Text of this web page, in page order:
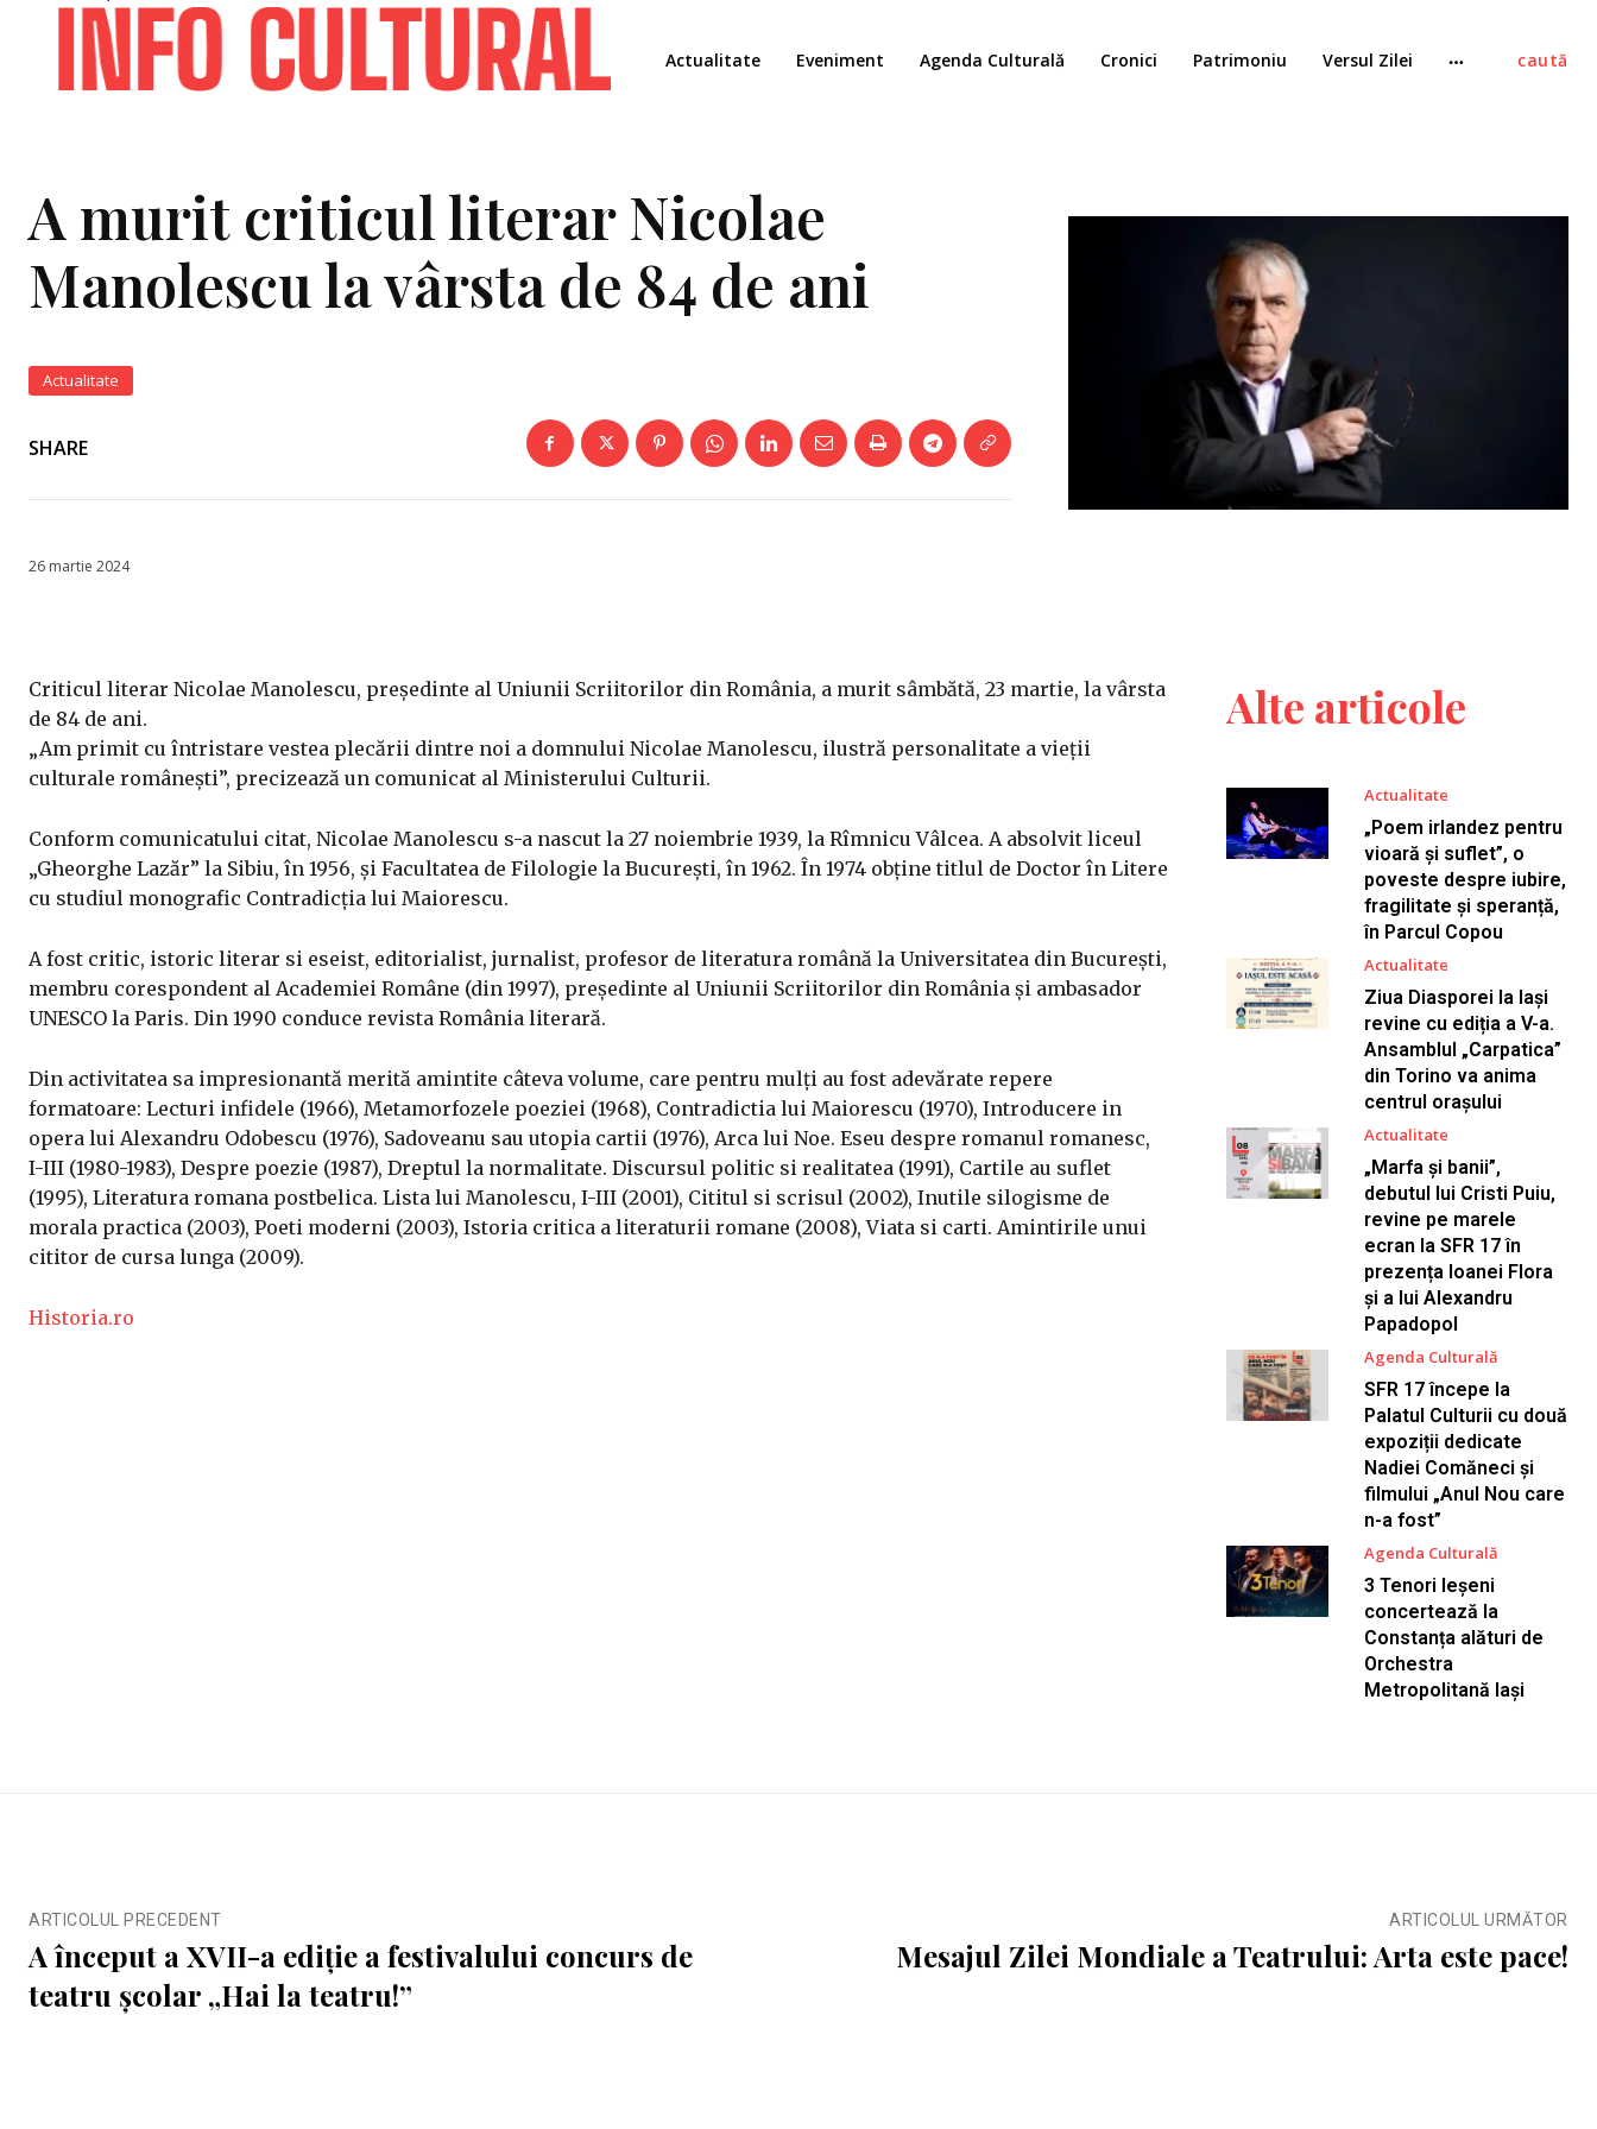
caută
Actualitate Eveniment Agenda Culturală Cronici Patrimoniu Versul Zilei
A murit criticul literar Nicolae
Manolescu la vârsta de 84 de ani
Actualitate
SHARE
26 martie 2024
Criticul literar Nicolae Manolescu, președinte al Uniunii Scriitorilor din România, a murit sâmbătă, 23 martie, la vârsta
de 84 de ani.
„Am primit cu întristare vestea plecării dintre noi a domnului Nicolae Manolescu, ilustră personalitate a vieții
culturale românești”, precizează un comunicat al Ministerului Culturii.
Conform comunicatului citat, Nicolae Manolescu s-a nascut la 27 noiembrie 1939, la Rîmnicu Vâlcea. A absolvit liceul
„Gheorghe Lazăr” la Sibiu, în 1956, și Facultatea de Filologie la București, în 1962. În 1974 obține titlul de Doctor în Litere
cu studiul monografic Contradicția lui Maiorescu.
A fost critic, istoric literar si eseist, editorialist, jurnalist, profesor de literatura română la Universitatea din București,
membru corespondent al Academiei Române (din 1997), președinte al Uniunii Scriitorilor din România și ambasador
UNESCO la Paris. Din 1990 conduce revista România literară.
Din activitatea sa impresionantă merită amintite câteva volume, care pentru mulți au fost adevărate repere
formatoare: Lecturi infidele (1966), Metamorfozele poeziei (1968), Contradictia lui Maiorescu (1970), Introducere in
opera lui Alexandru Odobescu (1976), Sadoveanu sau utopia cartii (1976), Arca lui Noe. Eseu despre romanul romanesc,
I-III (1980-1983), Despre poezie (1987), Dreptul la normalitate. Discursul politic si realitatea (1991), Cartile au suflet
(1995), Literatura romana postbelica. Lista lui Manolescu, I-III (2001), Cititul si scrisul (2002), Inutile silogisme de
morala practica (2003), Poeti moderni (2003), Istoria critica a literaturii romane (2008), Viata si carti. Amintirile unui
cititor de cursa lunga (2009).
Historia.ro
Alte articole
Actualitate
„Poem irlandez pentru
vioară și suflet”, o
poveste despre iubire,
fragilitate și speranță,
în Parcul Copou
Actualitate
Ziua Diasporei la Iași
revine cu ediția a V-a.
Ansamblul „Carpatica”
din Torino va anima
centrul orașului
Actualitate
„Marfa și banii”,
debutul lui Cristi Puiu,
revine pe marele
ecran la SFR 17 în
prezența Ioanei Flora
și a lui Alexandru
Papadopol
Agenda Culturală
SFR 17 începe la
Palatul Culturii cu două
expoziții dedicate
Nadiei Comăneci și
filmului „Anul Nou care
n-a fost”
Agenda Culturală
3 Tenori Ieșeni
concertează la
Constanța alături de
Orchestra
Metropolitană Iași
ARTICOLUL PRECEDENT
A început a XVII-a ediție a festivalului concurs de
teatru școlar „Hai la teatru!”
ARTICOLUL URMĂTOR
Mesajul Zilei Mondiale a Teatrului: Arta este pace!